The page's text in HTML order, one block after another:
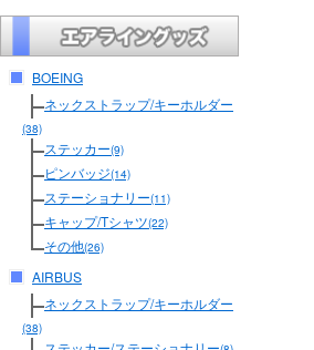
BOEING
ネックストラップ/キーホルダー
(38)
ステッカー(9)
ピンバッジ(14)
ステーショナリー(11)
キャップ/Tシャツ(22)
その他(26)
AIRBUS
ネックストラップ/キーホルダー
(38)